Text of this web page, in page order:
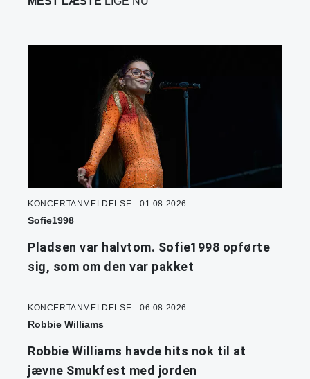
KONCERTANMELDELSE - 01.08.2026
Sofie1998
Pladsen var halvtom. Sofie1998 opførte
sig, som om den var pakket
KONCERTANMELDELSE - 06.08.2026
Robbie Williams
Robbie Williams havde hits nok til at
jævne Smukfest med jorden